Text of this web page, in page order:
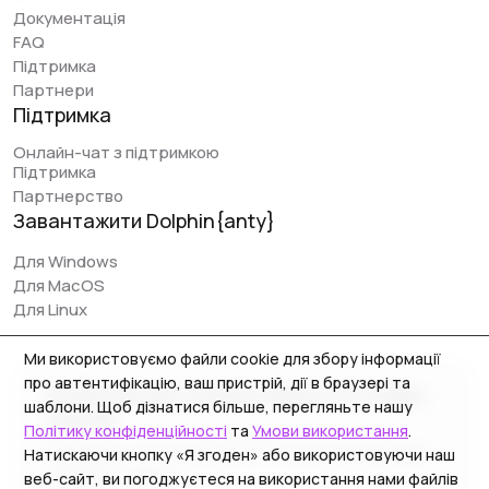
сервіси легко налаштовуються - від установки і до
запуску перших заливок може пройти 5-10 хвилин. Так
відкритість команди до нових доопрацювань, сервіс
часто апається і поліпшується.
@earlyberkut
Використовую тільки Дольфін останніми місяцями. В
цілому користуватися дуже зручно та комфортно,
працювати з ним на одних профілях, які
синхронізуються - дуже зручно.
Єдина проблема - у працівника чомусь трапляються
неполадки з розширенням, виникають якісь збої і
доводиться іноді його перевстановлювати. Також
Документація
FAQ
Підтримка
Партнери
Підтримка
Онлайн-чат з підтримкою
Підтримка
Партнерство
Завантажити Dolphin{anty}
Для Windows
Для MacOS
Для Linux
© 2026 Zhitnyakov software solutions LTD. All rights
reserved.
Georgiou A`13, Stala Court off. 3, Germasogeia 4040,
Limassol, Cyprus
Ми використовуємо файли cookie для збору інформації
про автентифікацію, ваш пристрій, дії в браузері та
шаблони. Щоб дізнатися більше, перегляньте нашу
Політику конфіденційності та Умови використання.
Натискаючи кнопку «Я згоден» або використовуючи наш
веб-сайт, ви погоджуєтеся на використання нами файлів